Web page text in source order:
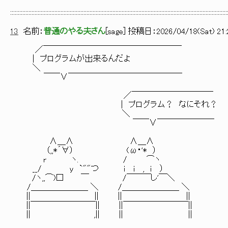
13 名前： 普通のやる夫さん sage ] 投稿日： 2026/04/18(Sat)
／￣￣￣￣￣￣￣￣￣￣￣￣￣￣￣￣￣
| プログラムが出来るんだよ
＼
￣￣∨￣￣￣￣￣￣￣￣￣￣￣￣￣￣
／￣￣￣￣￣￣￣￣￣￣
| プログラム？ なにそれ？
＼
￣￣∨￣￣￣￣￣￣￣
∧＿∧ ∧＿∧
（,,*´∀） (ω・'* ）
r ヽ. / ⌒ヽ
__/ y `""つ i i , i ）
/ヽ,,⌒)□ ￣ /￣￣￣し'￣＼
/＿＿＿＿＿＿＿ ＼ /＿＿＿＿＿＿＿ ＼